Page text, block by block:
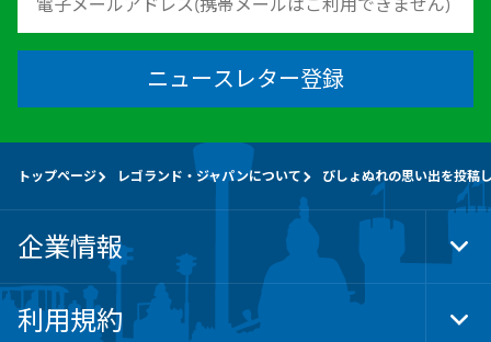
ニュースレター登録
トップページ レゴランド・ジャパンについて びしょぬれの思い出を投稿
企業情報
利用規約